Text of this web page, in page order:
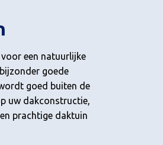
een natuurlijke
goede
goed buiten de
uw dakconstructie,
prachtige daktuin